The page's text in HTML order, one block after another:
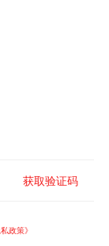
获取验证码
私政策》